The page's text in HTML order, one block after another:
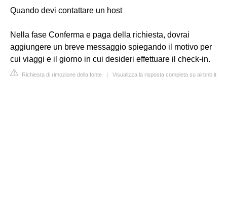
Quando devi contattare un host
Nella fase Conferma e paga della richiesta, dovrai
aggiungere un breve messaggio spiegando il motivo per
cui viaggi e il giorno in cui desideri effettuare il check-in.
Richiesta di rimozione della fonte | Visualizza la risposta completa su airbnb.it